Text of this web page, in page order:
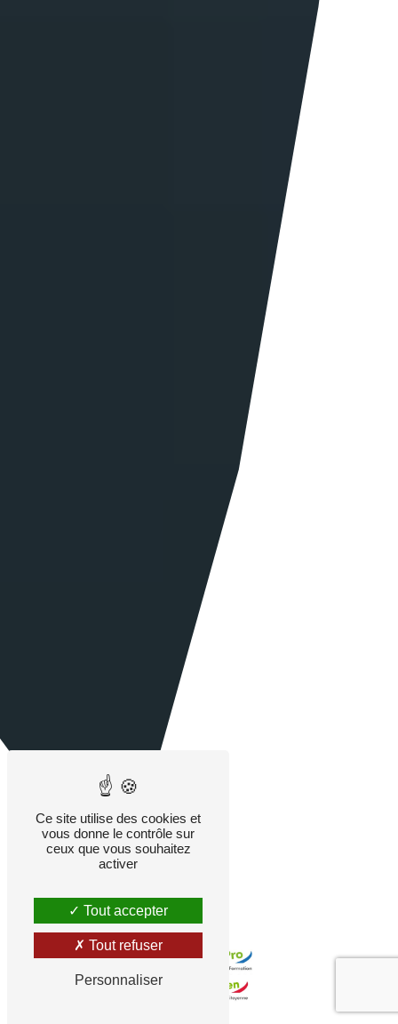
Ce site utilise des cookies et
vous donne le contrôle sur
ceux que vous souhaitez
activer
Tout accepter
Tout refuser
Personnaliser